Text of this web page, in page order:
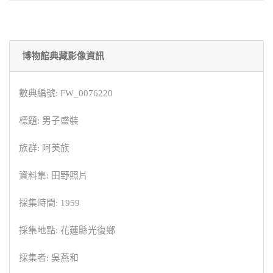
博物館典藏影像資訊
數典編號: FW_0076220
標題: 男子盛裝
族群: 阿美族
資料集: 田野照片
採集時間: 1959
採集地點: 花蓮縣光復鄉
採集者: 吳燕和